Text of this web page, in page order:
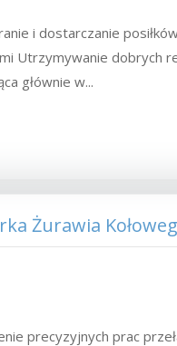
i dostarczanie
Utrzymywanie dobrych
głównie w...
Żurawia
precyzyjnych prac